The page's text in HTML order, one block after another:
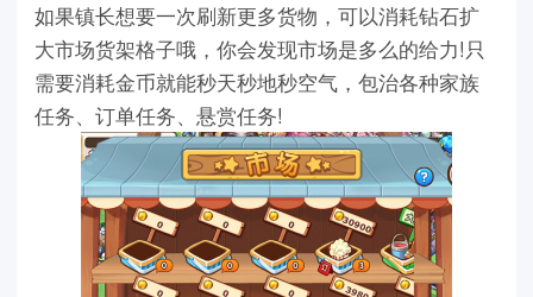
如果镇长想要一次刷新更多货物，可以消耗钻石扩
大市场货架格子哦，你会发现市场是多么的给力!只
需要消耗金币就能秒天秒地秒空气，包治各种家族
任务、订单任务、悬赏任务!